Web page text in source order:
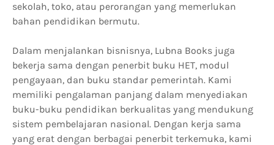
sekolah, toko, atau perorangan yang memerlukan
bahan pendidikan bermutu.
Dalam menjalankan bisnisnya, Lubna Books juga
bekerja sama dengan penerbit buku HET, modul
pengayaan, dan buku standar pemerintah. Kami
memiliki pengalaman panjang dalam menyediakan
buku-buku pendidikan berkualitas yang mendukung
sistem pembelajaran nasional. Dengan kerja sama
yang erat dengan berbagai penerbit terkemuka, kami